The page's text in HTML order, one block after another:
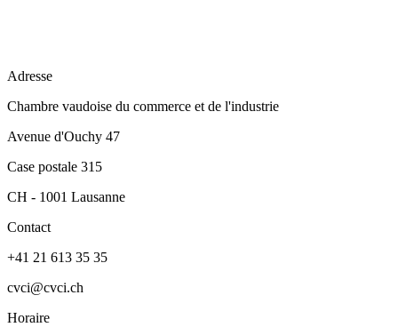
Adresse
Chambre vaudoise du commerce et de l'industrie
Avenue d'Ouchy 47
Case postale 315
CH - 1001 Lausanne
Contact
+41 21 613 35 35
cvci@cvci.ch
Horaire